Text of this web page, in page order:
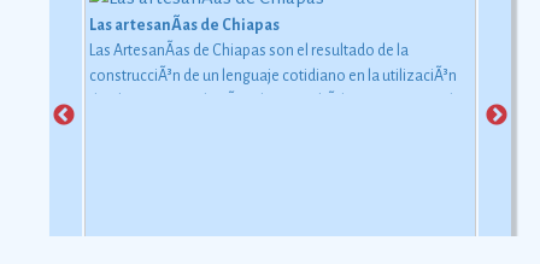
Las artesanÃ­as de Chiapas
Las ArtesanÃ­as de Chiapas son el resultado de la
construcciÃ³n de un lenguaje cotidiano en la utilizaciÃ³n